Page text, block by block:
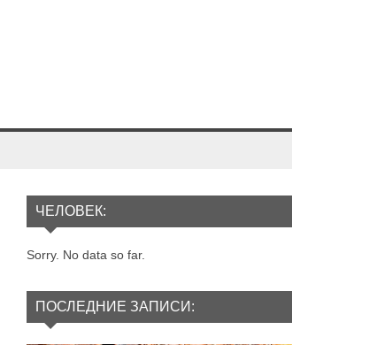
ЧЕЛОВЕК:
Sorry. No data so far.
ПОСЛЕДНИЕ ЗАПИСИ: